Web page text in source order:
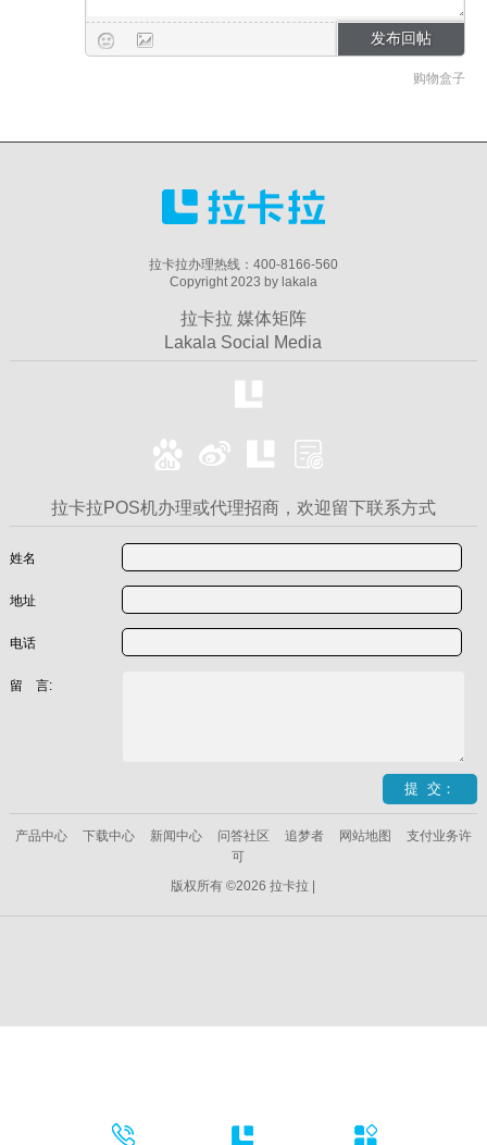
购物盒子
拉卡拉办理热线：400-8166-560
Copyright 2023 by lakala
拉卡拉 媒体矩阵
Lakala Social Media
拉卡拉POS机办理或代理招商，欢迎留下联系方式
姓名
地址
电话
留 言:
产品中心 下载中心 新闻中心 问答社区 追梦者 网站地图
支付业务许
可
版权所有 ©2026 拉卡拉 |